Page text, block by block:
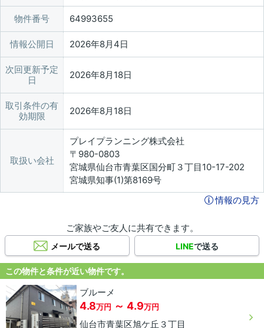
物件番号 64993655
情報公開日 2026年8月4日
次回更新予定
日
2026年8月18日
取引条件の有
効期限
2026年8月18日
取扱い会社
プレイプランニング株式会社
〒980-0803
宮城県仙台市青葉区国分町３丁目10-17-202
宮城県知事(1)第8169号
情報の見方
ご家族やご友人に共有できます。
メールで送る LINEで送る
この物件と条件が近い物件です。
ブルーメ
4.8万円 ～ 4.9万円
仙台市青葉区旭ケ丘 ３丁目